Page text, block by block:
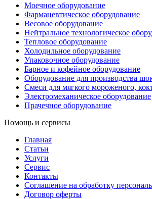
Моечное оборудование
Фармацевтическое оборудование
Весовое оборудование
Нейтральное технологическое
Тепловое оборудование
Холодильное оборудование
Упаковочное оборудование
Барное и кофейное оборудование
Оборудование для производства
Смеси для мягкого мороженого,
Электромеханическое оборудование
Прачечное оборудование
Помощь и сервисы
Главная
Статьи
Услуги
Сервис
Контакты
Соглашение на обработку
Договор оферты